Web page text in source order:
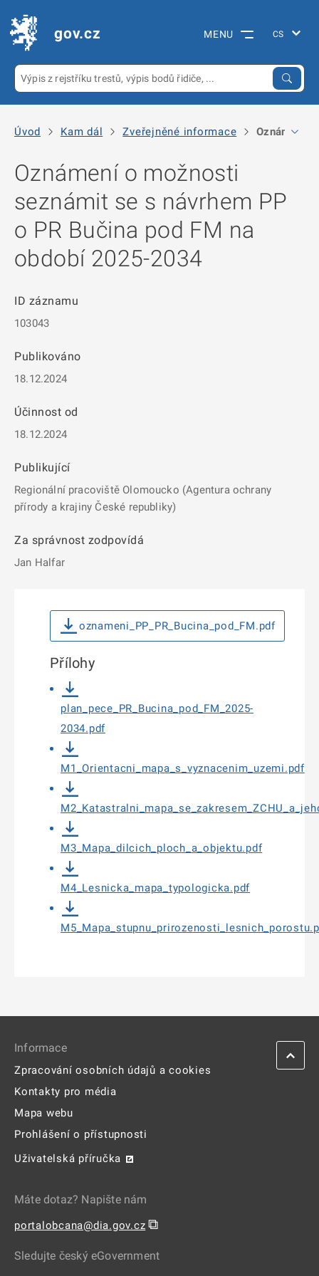
gov.cz MENU
Úvod Kam dál Zveřejněné informace Oznámení
Oznámení o možnosti
seznámit se s návrhem PP
o PR Bučina pod FM na
období 2025-2034
ID záznamu
103043
Publikováno
18.12.2024
Účinnost od
18.12.2024
Publikující
Regionální pracoviště Olomoucko (Agentura ochrany
přírody a krajiny České republiky)
Za správnost zodpovídá
Jan Halfar
oznameni_PP_PR_Bucina_pod_FM.pdf
Přílohy
plan_pece_PR_Bucina_pod_FM_2025-
2034.pdf
M1_Orientacni_mapa_s_vyznacenim_uzemi.pdf
M3_Mapa_dilcich_ploch_a_objektu.pdf
M4_Lesnicka_mapa_typologicka.pdf
Informace
Zpracování osobních údajů a cookies
Kontakty pro média
Mapa webu
Prohlášení o přístupnosti
Uživatelská příručka
Máte dotaz? Napište nám
portalobcana@dia.gov.cz ⧉
Sledujte český eGovernment